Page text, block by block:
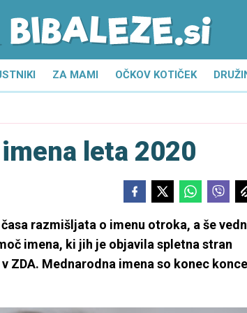
ZA MAMI OČKOV KOTIČEK
leta 2020
razmišljata o imenu otroka, a še
imena, ki jih je objavila spletna stran
ZDA. Mednarodna imena so konec